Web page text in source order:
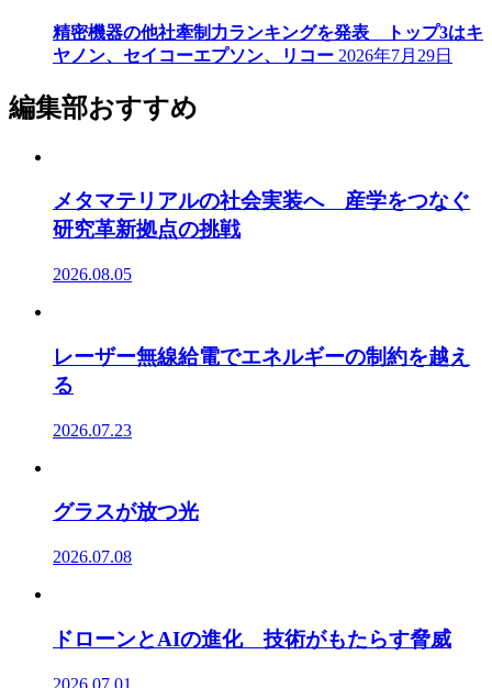
精密機器の他社牽制力ランキングを発表 トップ3はキ
ヤノン、セイコーエプソン、リコー 2026年7月29日
編集部おすすめ
メタマテリアルの社会実装へ 産学をつなぐ
研究革新拠点の挑戦
2026.08.05
レーザー無線給電でエネルギーの制約を越え
る
2026.07.23
グラスが放つ光
2026.07.08
ドローンとAIの進化 技術がもたらす脅威
2026.07.01